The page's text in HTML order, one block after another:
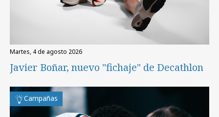
martes, 4 de agosto 2026
Javier Boñar, nuevo "fichaje" de Decathlon
Campañas